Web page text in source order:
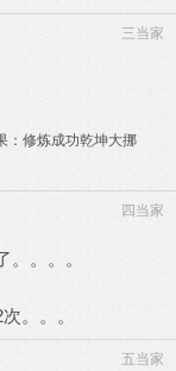
三当家
：修炼成功乾坤大挪
四当家
。。。
。。。
五当家